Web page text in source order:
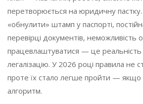
перетворюється на юридичну пастку.
«обнулити» штамп у паспорті,
перевірці документів, неможливість
працевлаштуватися — це реальність
легалізацію. У 2026 році правила не
проте їх стало легше пройти — якщо
алгоритм.